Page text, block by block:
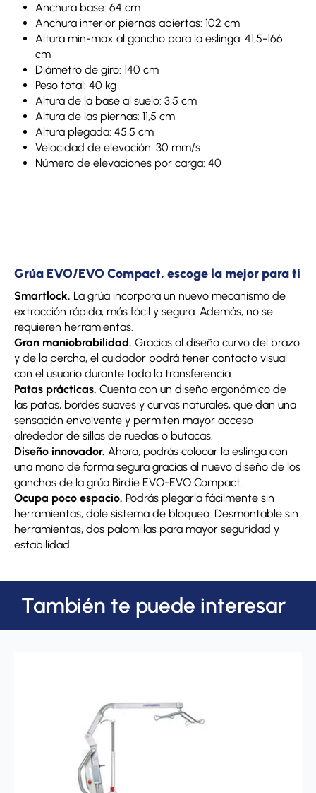
Anchura base: 64 cm
Anchura interior piernas abiertas: 102 cm
Altura min-max al gancho para la eslinga: 41,5-166
cm
Diámetro de giro: 140 cm
Peso total: 40 kg
Altura de la base al suelo: 3,5 cm
Altura de las piernas: 11,5 cm
Altura plegada: 45,5 cm
Velocidad de elevación: 30 mm/s
Número de elevaciones por carga: 40
Grúa EVO/EVO Compact, escoge la mejor para ti
Smartlock. La grúa incorpora un nuevo mecanismo de
extracción rápida, más fácil y segura. Además, no se
requieren herramientas.
Gran maniobrabilidad. Gracias al diseño curvo del brazo
y de la percha, el cuidador podrá tener contacto visual
con el usuario durante toda la transferencia.
Patas prácticas. Cuenta con un diseño ergonómico de
las patas, bordes suaves y curvas naturales, que dan una
sensación envolvente y permiten mayor acceso
alrededor de sillas de ruedas o butacas.
Diseño innovador. Ahora, podrás colocar la eslinga con
una mano de forma segura gracias al nuevo diseño de los
ganchos de la grúa Birdie EVO-EVO Compact.
Ocupa poco espacio. Podrás plegarla fácilmente sin
herramientas, dole sistema de bloqueo. Desmontable sin
herramientas, dos palomillas para mayor seguridad y
estabilidad.
También te puede interesar